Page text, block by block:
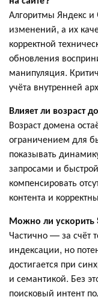
Алгоритмы Яндекс
изменений, а их
корректной
обновления
манипуляция.
учёта внутренней
Влияет ли возраст
Возраст домена
ограничением для
показывать
запросами и
компенсировать
контента и
Можно ли ускорить
Частично — за счёт
индексации, но
достигается при
и семантикой. Без
поисковый интент